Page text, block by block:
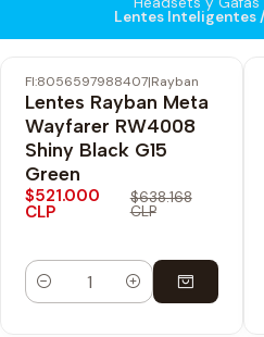
Lentes Inteligentes
-18% OFF
Envío Gratis
FI:8056597988407|Rayban
Lentes Rayban Meta
Wayfarer RW4008
Shiny Black G15
Green
$521.000
CLP
$638.168
CLP
Cantidad